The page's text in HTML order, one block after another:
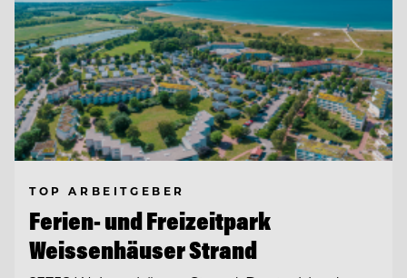
TOP ARBEITGEBER
Ferien- und Freizeitpark
Weissenhäuser Strand